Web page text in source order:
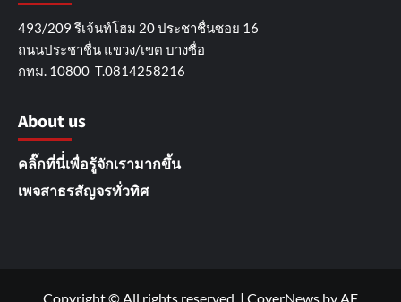
493/209 รีเจ้นท์โฮม 20 ประชาชื่นซอย 16
ถนนประชาชื่น แขวง/เขต บางซื่อ
กทม. 10800 T.0814258216
About us
คลิ๊กที่นี่่เพื่อรู้จักเรามากขึ้น
เพจสาธรสัญจรทั่วทิศ
Copyright © All rights reserved. | CoverNews by AF